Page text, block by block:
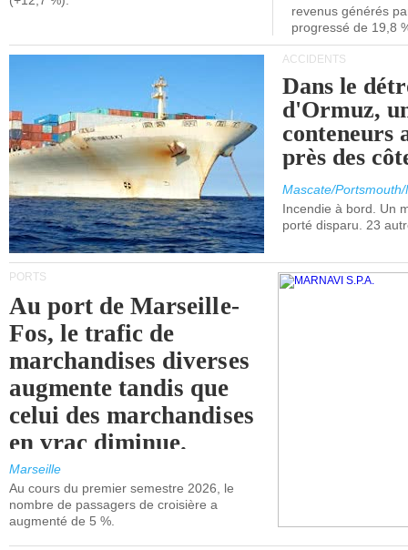
revenus générés
progressé de 19,8
ACCIDENTS
Dans le
d'Ormuz,
conteneurs
près des
Mascate/
Incendie à bord. Un
porté disparu. 23
PORTS
Au port de Marseille-
Fos, le trafic de
marchandises diverses
augmente tandis que
celui des marchandises
en vrac diminue.
Marseille
Au cours du premier semestre 2026, le
nombre de passagers de croisière a
augmenté de 5 %.